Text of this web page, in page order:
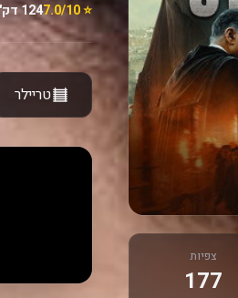
צפיות
177
⭐ 7.0/10 124 דק'
טריילר